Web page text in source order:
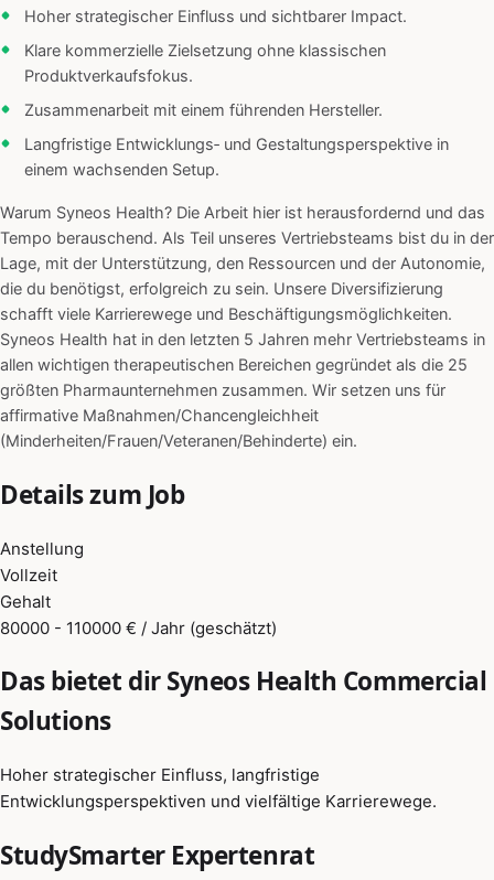
Hoher strategischer Einfluss und sichtbarer Impact.
Klare kommerzielle Zielsetzung ohne klassischen
Produktverkaufsfokus.
Zusammenarbeit mit einem führenden Hersteller.
Langfristige Entwicklungs‑ und Gestaltungsperspektive in
einem wachsenden Setup.
Warum Syneos Health? Die Arbeit hier ist herausfordernd und das
Tempo berauschend. Als Teil unseres Vertriebsteams bist du in der
Lage, mit der Unterstützung, den Ressourcen und der Autonomie,
die du benötigst, erfolgreich zu sein. Unsere Diversifizierung
schafft viele Karrierewege und Beschäftigungsmöglichkeiten.
Syneos Health hat in den letzten 5 Jahren mehr Vertriebsteams in
allen wichtigen therapeutischen Bereichen gegründet als die 25
größten Pharmaunternehmen zusammen. Wir setzen uns für
affirmative Maßnahmen/Chancengleichheit
(Minderheiten/Frauen/Veteranen/Behinderte) ein.
Details zum Job
Anstellung
Vollzeit
Gehalt
80000 - 110000 € / Jahr (geschätzt)
Das bietet dir Syneos Health Commercial
Solutions
Hoher strategischer Einfluss, langfristige
Entwicklungsperspektiven und vielfältige Karrierewege.
StudySmarter Expertenrat